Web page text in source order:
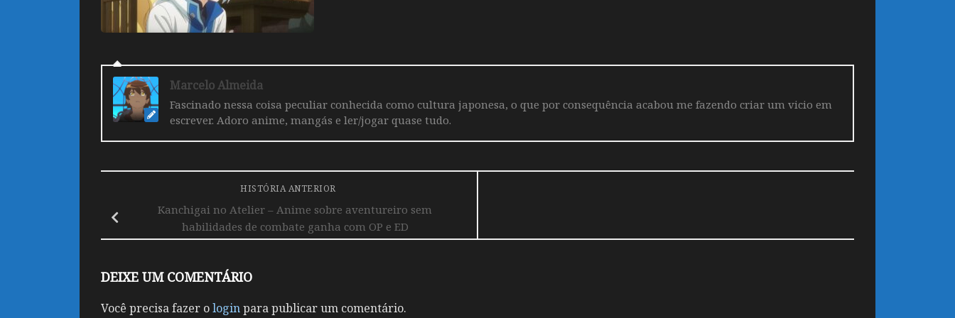
Marcelo Almeida
Fascinado nessa coisa peculiar conhecida como cultura japonesa, o que por consequência acabou me fazendo criar um vicio em
escrever. Adoro anime, mangás e ler/jogar quase tudo.
HISTÓRIA ANTERIOR
Kanchigai no Atelier – Anime sobre aventureiro sem
habilidades de combate ganha com OP e ED
DEIXE UM COMENTÁRIO
Você precisa fazer ologinpara publicar um comentário.